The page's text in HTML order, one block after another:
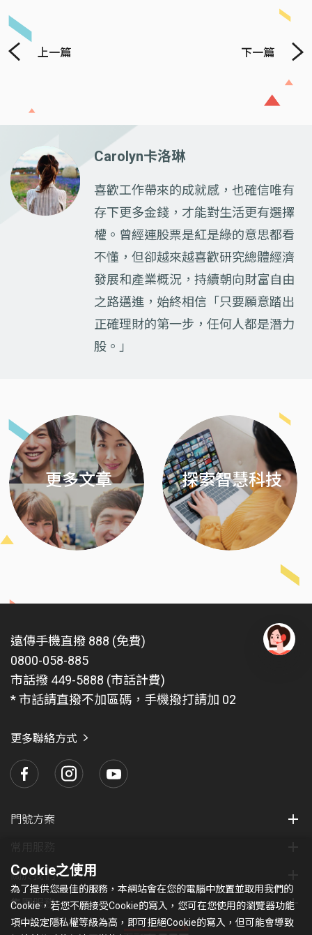
上一篇 下一篇
Carolyn卡洛琳
喜歡工作帶來的成就感，也確信唯有
存下更多金錢，才能對生活更有選擇
權。曾經連股票是紅是綠的意思都看
不懂，但卻越來越喜歡研究總體經濟
發展和產業概況，持續朝向財富自由
之路邁進，始終相信「只要願意踏出
正確理財的第一步，任何人都是潛力
股。」
更多文章 探索智慧科技
遠傳手機直撥 888 (免費)
0800-058-885
市話撥 449-5888 (市話計費)
* 市話請直撥不加區碼，手機撥打請加 02
更多聯絡方式
門號方案
關於我們
集團服務
Cookie之使用
為了提供您最佳的服務，本網站會在您的電腦中放置並取用我們的
Cookie，若您不願接受Cookie的寫入，您可在您使用的瀏覽器功能
項中設定隱私權等級為高，即可拒絕Cookie的寫入，但可能會導致